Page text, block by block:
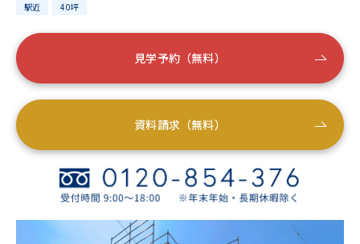
駅近 40坪
見学予約（無料）
資料請求（無料）